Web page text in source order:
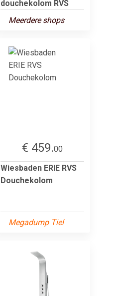
douchekolom RVS
Meerdere shops
€ 459.00
Wiesbaden ERIE RVS
Douchekolom
Megadump Tiel